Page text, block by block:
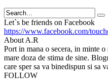
Let`s be friends on Facebook
https://www.facebook.com/
About A.R
Port in mana o secera, in minte
mare doza de stima de sine.
care sper sa va binedispun si sa
FOLLOW